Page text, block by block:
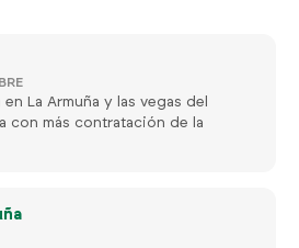
La Armuña y las vegas del
con más contratación de la